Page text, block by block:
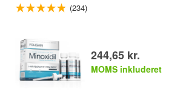
(234)
244,65 kr.
MOMS inkluderet